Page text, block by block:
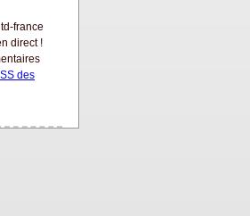
france
direct !
des